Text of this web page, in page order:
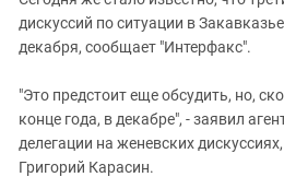
дискуссий по ситуации в
декабря, сообщает "Интерфакс".
"Это предстоит еще обсудить, но,
конце года, в декабре", - заявил
делегации на женевских
Григорий Карасин.